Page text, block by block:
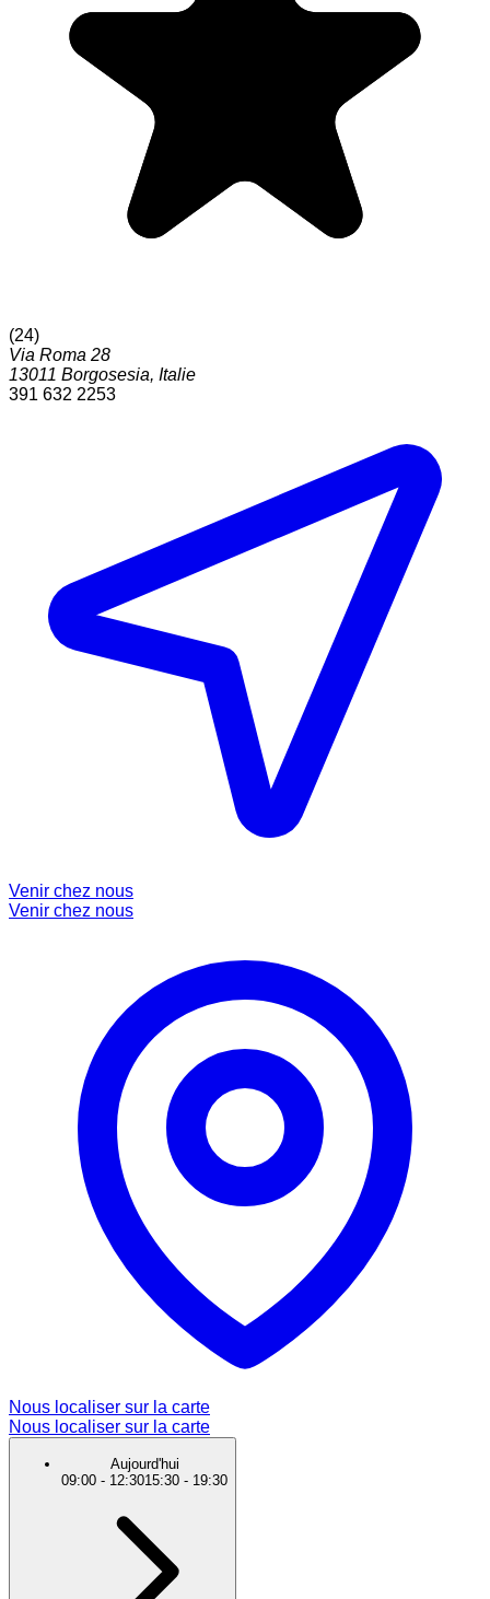
(24)
Via Roma 28
13011 Borgosesia, Italie
391 632 2253
Venir chez nous
Venir chez nous
Nous localiser sur la carte
Nous localiser sur la carte
Aujourd'hui
09:00 - 12:3015:30 - 19:30